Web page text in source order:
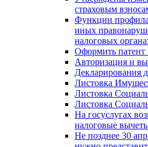
страховым
Функции
иных
налоговых
Оформить
Авторизация и
Декларирования
Листовка
Листовка
Листовка
На госуслугах
налоговые
Не позднее 30